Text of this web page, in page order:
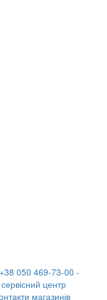
+38 050 469-73-00 -
центр
магазинів